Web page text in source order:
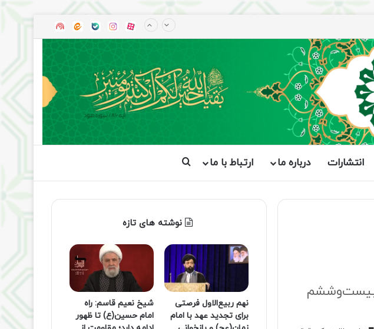
آپاراتاینستاگرام
بله ایتا
انتشارات درباره ما ارتباط با ما جستجو برای
بیست‌وششم
نوشته های تازه
نهم ربیع‌الاول فرصتی
برای تجدید عهد با امام
شیخ نعیم قاسم: راه
امام حسین(ع) تا ظهور